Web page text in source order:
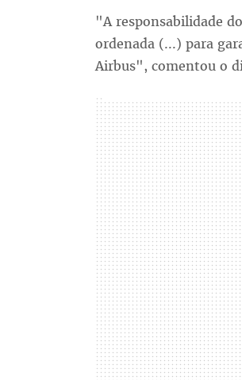
"A responsabilidade
ordenada (...) para
Airbus", comentou o